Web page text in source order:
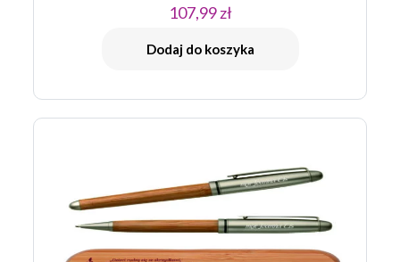
107,99zł
Dodaj do koszyka